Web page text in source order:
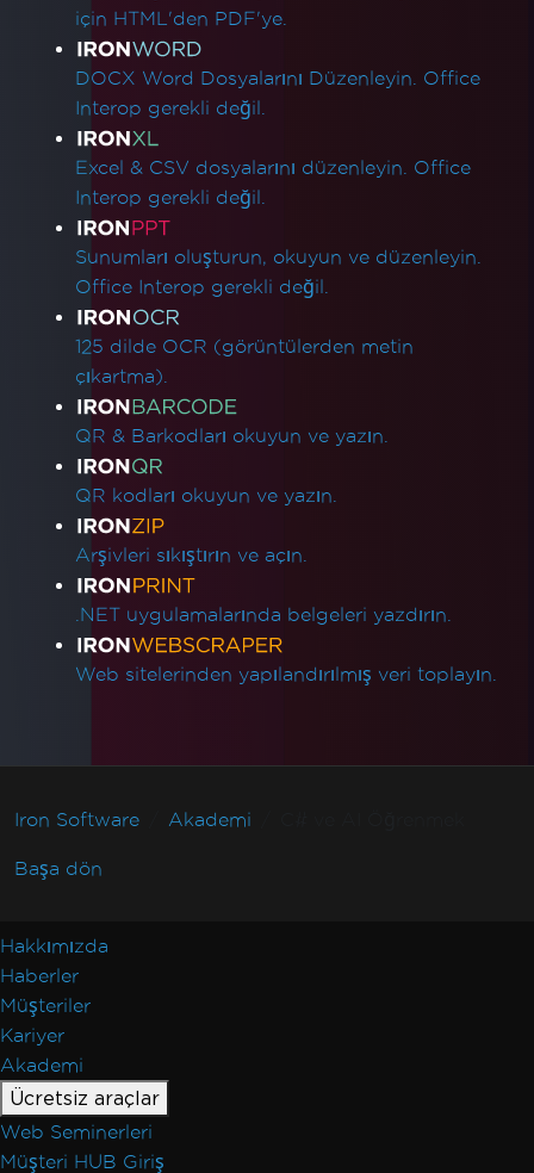
için HTML'den PDF'ye.
DOCX Word Dosyalarını Düzenleyin. Office
Interop gerekli değil.
Excel & CSV dosyalarını düzenleyin. Office
Interop gerekli değil.
Sunumları oluşturun, okuyun ve düzenleyin.
Office Interop gerekli değil.
125 dilde OCR (görüntülerden metin
çıkartma).
QR & Barkodları okuyun ve yazın.
QR kodları okuyun ve yazın.
Arşivleri sıkıştırın ve açın.
.NET uygulamalarında belgeleri yazdırın.
Web sitelerinden yapılandırılmış veri toplayın.
Iron Software Akademi
Başa dön
Hakkımızda
Haberler
Müşteriler
Kariyer
Akademi
Ücretsiz araçlar
Web Seminerleri
Müşteri HUB Giriş